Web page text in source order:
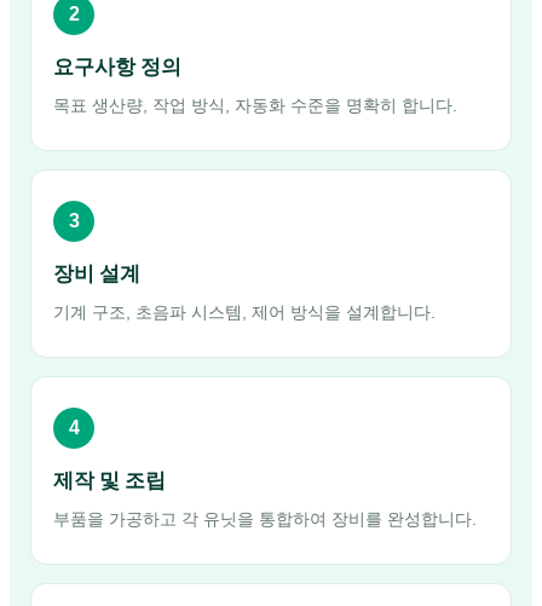
2
요구사항 정의
목표 생산량, 작업 방식, 자동화 수준을 명확히 합니다.
3
장비 설계
기계 구조, 초음파 시스템, 제어 방식을 설계합니다.
4
제작 및 조립
부품을 가공하고 각 유닛을 통합하여 장비를 완성합니다.